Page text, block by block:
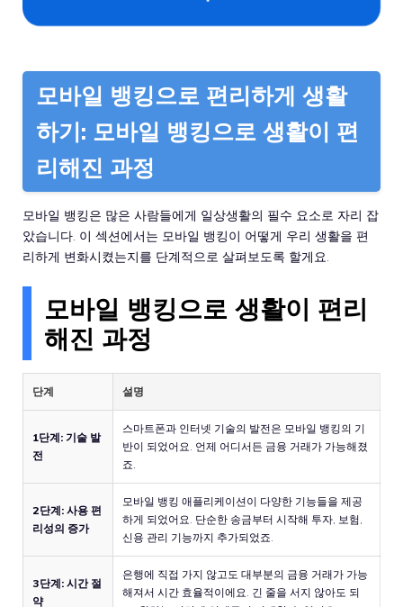
모바일 뱅킹으로 편리하게 생활
하기: 모바일 뱅킹으로 생활이 편
리해진 과정
모바일 뱅킹은 많은 사람들에게 일상생활의 필수 요소로 자리 잡
았습니다. 이 섹션에서는 모바일 뱅킹이 어떻게 우리 생활을 편
리하게 변화시켰는지를 단계적으로 살펴보도록 할게요.
모바일 뱅킹으로 생활이 편리
해진 과정
단계 설명
1단계: 기술 발
전
스마트폰과 인터넷 기술의 발전은 모바일 뱅킹의 기
반이 되었어요. 언제 어디서든 금융 거래가 가능해졌
죠.
2단계: 사용 편
리성의 증가
모바일 뱅킹 애플리케이션이 다양한 기능들을 제공
하게 되었어요. 단순한 송금부터 시작해 투자, 보험,
신용 관리 기능까지 추가되었죠.
3단계: 시간 절
약
은행에 직접 가지 않고도 대부분의 금융 거래가 가능
해져서 시간 효율적이에요. 긴 줄을 서지 않아도 되